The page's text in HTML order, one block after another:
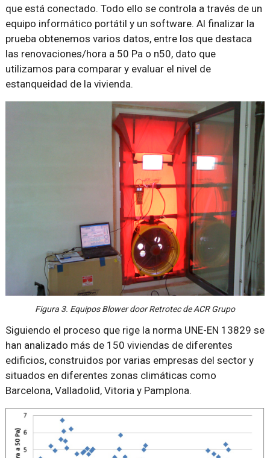
que está conectado. Todo ello se controla a través de un
equipo informático portátil y un software. Al finalizar la
prueba obtenemos varios datos, entre los que destaca
las renovaciones/hora a 50 Pa o n50, dato que
utilizamos para comparar y evaluar el nivel de
estanqueidad de la vivienda.
Figura 3. Equipos Blower door Retrotec de ACR Grupo
Siguiendo el proceso que rige la norma UNE-EN 13829 se
han analizado más de 150 viviendas de diferentes
edificios, construidos por varias empresas del sector y
situados en diferentes zonas climáticas como
Barcelona, Valladolid, Vitoria y Pamplona.